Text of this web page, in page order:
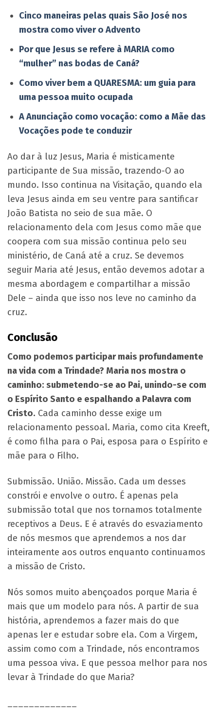
Cinco maneiras pelas quais São José nos
mostra como viver o Advento
Por que Jesus se refere à MARIA como
“mulher” nas bodas de Caná?
Como viver bem a QUARESMA: um guia para
uma pessoa muito ocupada
A Anunciação como vocação: como a Mãe das
Vocações pode te conduzir
Ao dar à luz Jesus, Maria é misticamente
participante de Sua missão, trazendo-O ao
mundo. Isso continua na Visitação, quando ela
leva Jesus ainda em seu ventre para santificar
João Batista no seio de sua mãe. O
relacionamento dela com Jesus como mãe que
coopera com sua missão continua pelo seu
ministério, de Caná até a cruz. Se devemos
seguir Maria até Jesus, então devemos adotar a
mesma abordagem e compartilhar a missão
Dele – ainda que isso nos leve no caminho da
cruz.
Conclusão
Como podemos participar mais profundamente
na vida com a Trindade? Maria nos mostra o
caminho: submetendo-se ao Pai, unindo-se com
o Espírito Santo e espalhando a Palavra com
Cristo. Cada caminho desse exige um
relacionamento pessoal. Maria, como cita Kreeft,
é como filha para o Pai, esposa para o Espírito e
mãe para o Filho.
Submissão. União. Missão. Cada um desses
constrói e envolve o outro. É apenas pela
submissão total que nos tornamos totalmente
receptivos a Deus. E é através do esvaziamento
de nós mesmos que aprendemos a nos dar
inteiramente aos outros enquanto continuamos
a missão de Cristo.
Nós somos muito abençoados porque Maria é
mais que um modelo para nós. A partir de sua
história, aprendemos a fazer mais do que
apenas ler e estudar sobre ela. Com a Virgem,
assim como com a Trindade, nós encontramos
uma pessoa viva. E que pessoa melhor para nos
levar à Trindade do que Maria?